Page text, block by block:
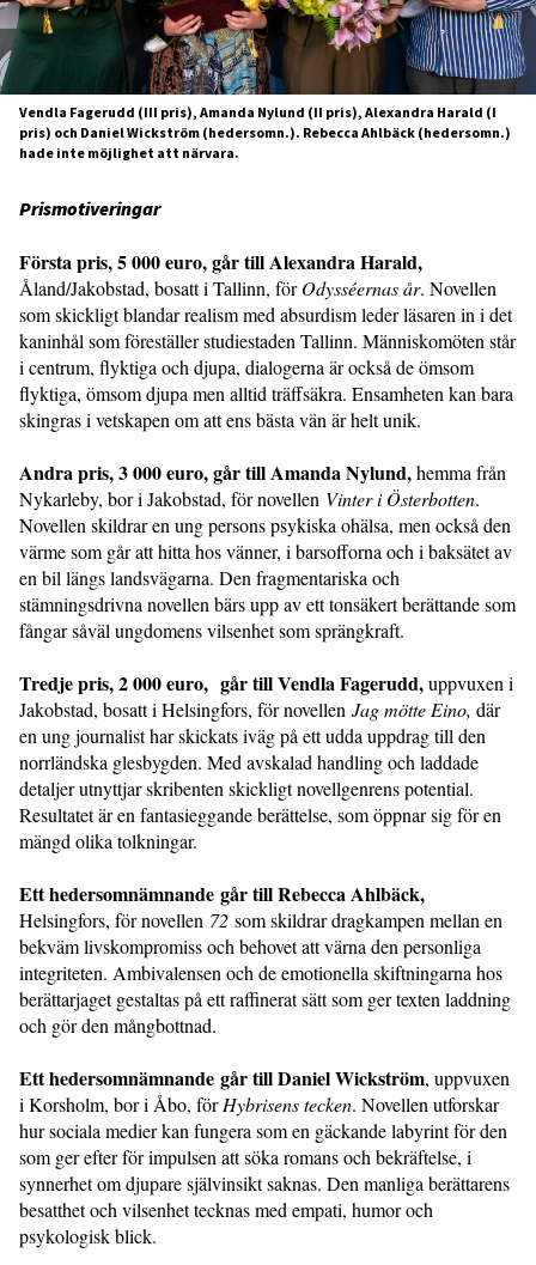
Vendla Fagerudd (III pris), Amanda Nylund (II pris), Alexandra Harald (I
pris) och Daniel Wickström (hedersomn.). Rebecca Ahlbäck (hedersomn.)
hade inte möjlighet att närvara.
Prismotiveringar
Första pris, 5 000 euro, går till Alexandra Harald,
Åland/Jakobstad, bosatt i Tallinn, förOdysséernas år. Novellen
som skickligt blandar realism med absurdism leder läsaren in i det
kaninhål som föreställer studiestaden Tallinn. Människomöten står
i centrum, flyktiga och djupa, dialogerna är också de ömsom
flyktiga, ömsom djupa men alltid träffsäkra. Ensamheten kan bara
skingras i vetskapen om att ens bästa vän är helt unik.
Andra pris, 3 000 euro, går till Amanda Nylund,hemma från
Nykarleby, bor i Jakobstad, för novellen Vinter i Österbotten.
Novellen skildrar en ung persons psykiska ohälsa, men också den
värme som går att hitta hos vänner, i barsofforna och i baksätet av
en bil längs landsvägarna. Den fragmentariska och
stämningsdrivna novellen bärs upp av ett tonsäkert berättande som
fångar såväl ungdomens vilsenhet som sprängkraft.
Tredje pris, 2 000 euro, går till Vendla Fagerudd,uppvuxen i
Jakobstad, bosatt i Helsingfors, för novellen Jag mötte Eino, där
en ung journalist har skickats iväg på ett udda uppdrag till den
norrländska glesbygden. Med avskalad handling och laddade
detaljer utnyttjar skribenten skickligt novellgenrens potential.
Resultatet är en fantasieggande berättelse, som öppnar sig för en
mängd olika tolkningar.
Ett hedersomnämnande går till Rebecca Ahlbäck,
Helsingfors, för novellen 72 som skildrar dragkampen mellan en
bekväm livskompromiss och behovet att värna den personliga
integriteten. Ambivalensen och de emotionella skiftningarna hos
berättarjaget gestaltas på ett raffinerat sätt som ger texten laddning
och gör den mångbottnad.
Ett hedersomnämnande går till Daniel Wickström, uppvuxen
i Korsholm, bor i Åbo, förHybrisens tecken. Novellen utforskar
hur sociala medier kan fungera som en gäckande labyrint för den
som ger efter för impulsen att söka romans och bekräftelse, i
synnerhet om djupare självinsikt saknas. Den manliga berättarens
besatthet och vilsenhet tecknas med empati, humor och
psykologisk blick.